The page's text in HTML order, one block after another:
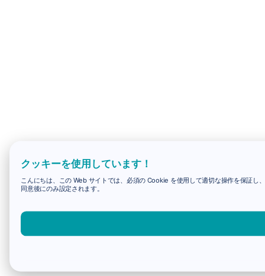
クッキーを使用しています！
こんにちは、この Web サイトでは、必須の Cookie を使用して適切な操作を保証
同意後にのみ設定されます。